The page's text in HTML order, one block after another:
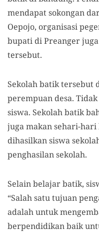
mendapat sokongan
Oepojo, organisasi
bupati di Preanger
tersebut.
Sekolah batik tersebut
perempuan desa.
siswa. Sekolah batik
juga makan sehari-hari
dihasilkan siswa
penghasilan sekolah.
Selain belajar batik,
“Salah satu tujuan
adalah untuk
berpendidikan baik